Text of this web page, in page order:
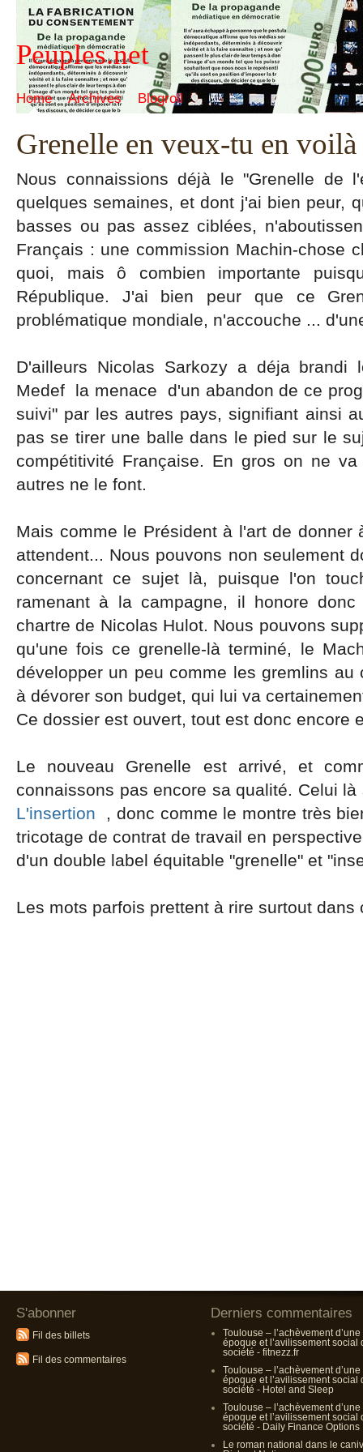
Peuples.net
Home Archives Blogroll
Grenelle en veux-tu en voilà
Nous connaissions déjà le "Grenelle de
quelques semaines, et dont j'ai bien peur,
basses ou pas assez ciblées,
Français : une commission Machin-chose
quoi, mais ô combien importante
République. J'ai bien peur que ce
problématique mondiale, n'accouche ...
D'ailleurs Nicolas Sarkozy a déja brandi
Medef la menace d'un abandon de ce
suivi" par les autres pays, signifiant ainsi
pas se tirer une balle dans le pied sur le
compétitivité Française. En gros on ne
autres ne le font.
Mais comme le Président à l'art de donner
attendent... Nous pouvons non seulement
concernant ce sujet là, puisque l'on
ramenant à la campagne, il honore
chartre de Nicolas Hulot. Nous pouvons
qu'une fois ce grenelle-là terminé, le
développer un peu comme les gremlins
à dévorer son budget, qui lui va
Ce dossier est ouvert, tout est donc encore
Le nouveau Grenelle est arrivé, et
connaissons pas encore sa qualité. Celui
L'insertion
, donc comme le montre très
tricotage de contrat de travail en
d'un double label équitable "grenelle" et
Les mots parfois prettent à rire surtout dans
S'abonner
Fil des billets
Fil des commentaires
Derniers commentaires
Toulouse – l’achèvement d’une
époque et l’avilissement social
société - fitnezz.fr
Toulouse – l’achèvement d’une
époque et l’avilissement social
société - Hotel and Sleep
Toulouse – l’achèvement d’une
époque et l’avilissement social
société - Daily Finance Options
Le roman national dans le